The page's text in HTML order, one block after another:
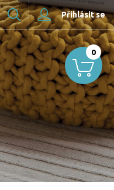
Přihlásit se
Hledat
0